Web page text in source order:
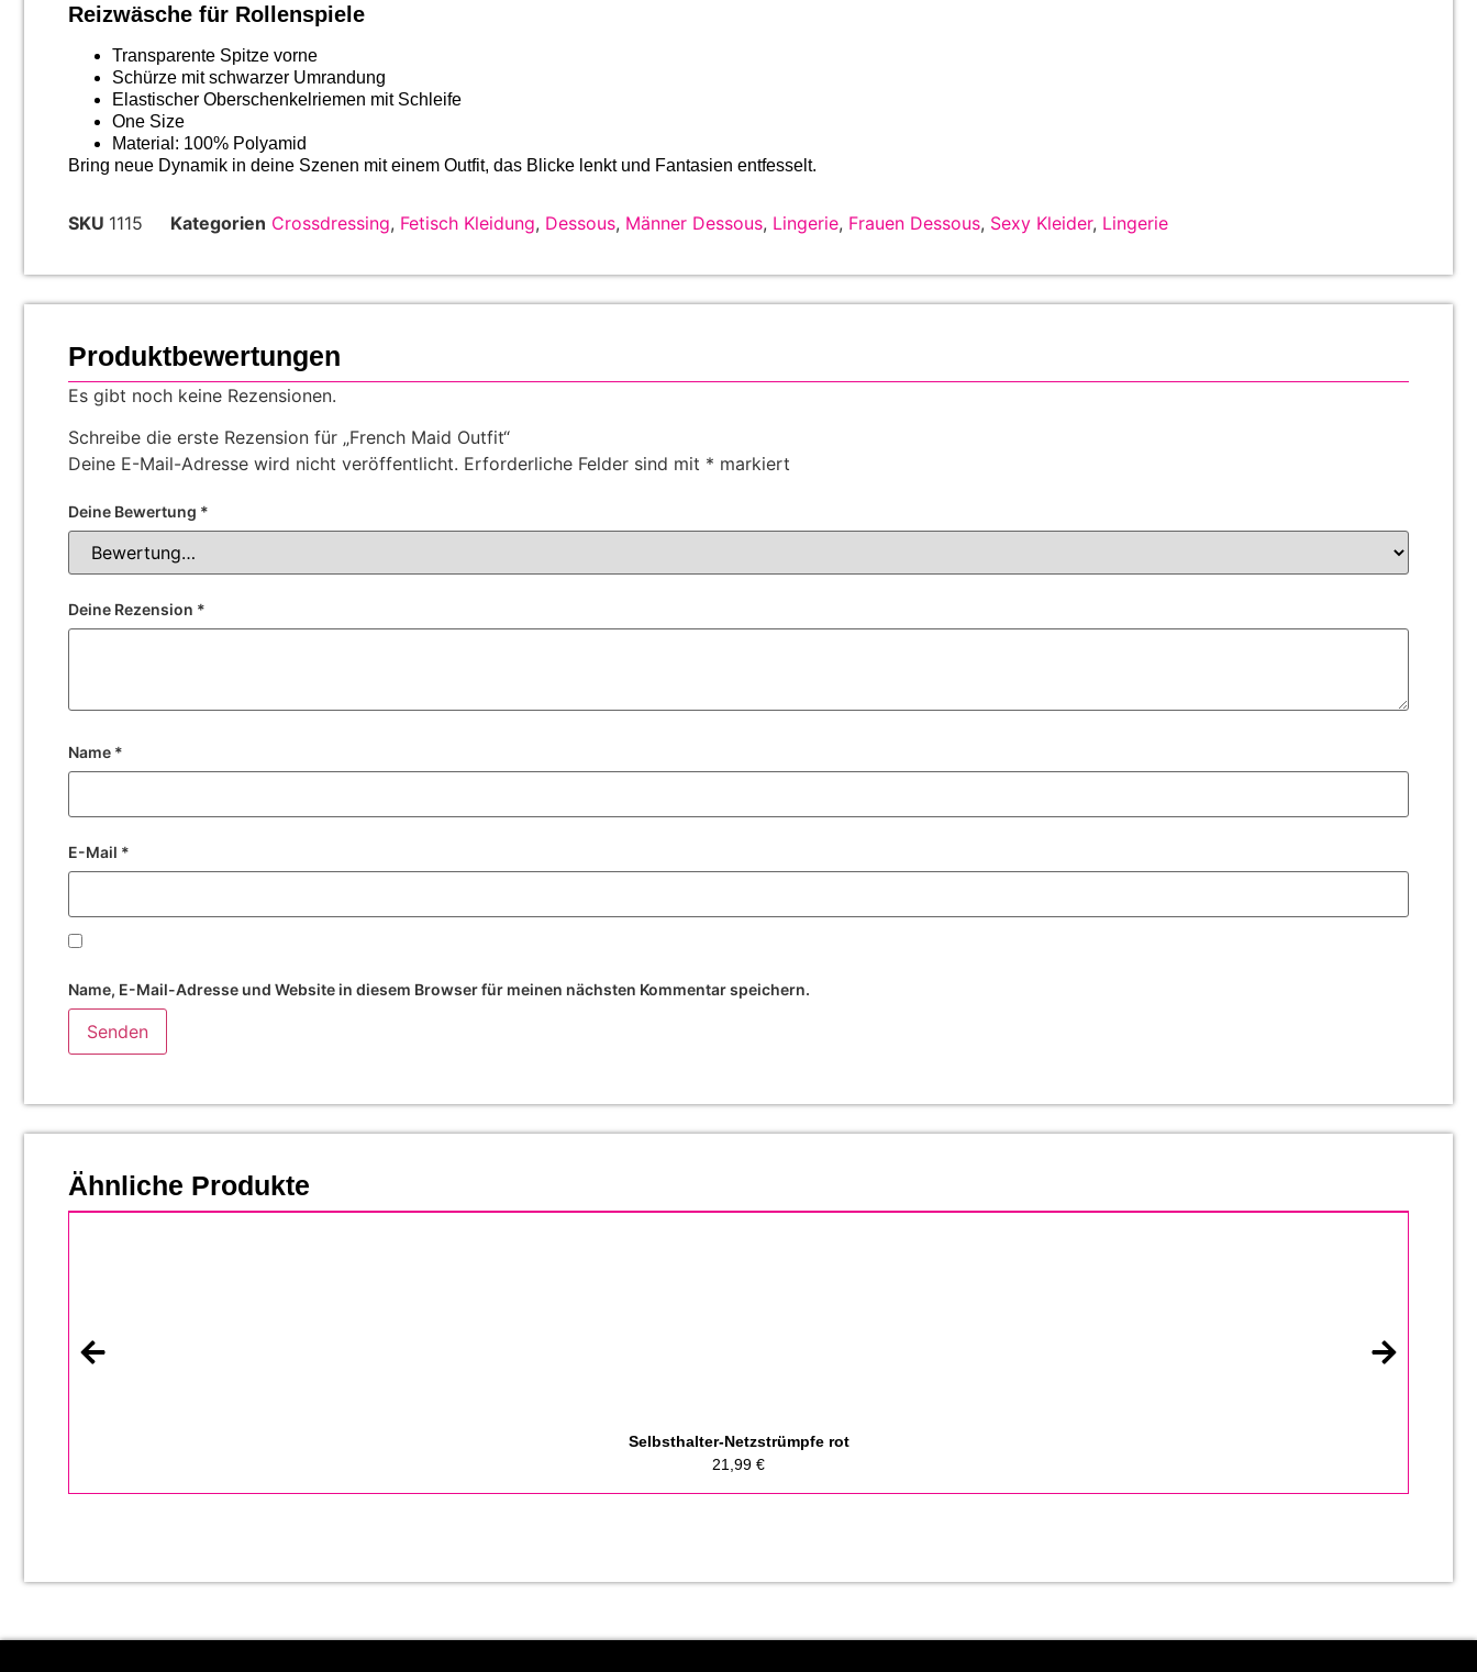
Reizwäsche für Rollenspiele
Transparente Spitze vorne
Schürze mit schwarzer Umrandung
Elastischer Oberschenkelriemen mit Schleife
One Size
Material: 100% Polyamid
Bring neue Dynamik in deine Szenen mit einem Outfit, das Blicke lenkt und Fantasien entfesselt.
SKU 1115 Kategorien Crossdressing, Fetisch Kleidung, Dessous, Männer Dessous, Lingerie, Frauen Dessous, Sexy Kleider, Lingerie
Produktbewertungen
Es gibt noch keine Rezensionen.
Schreibe die erste Rezension für „French Maid Outfit“
Deine E-Mail-Adresse wird nicht veröffentlicht. Erforderliche Felder sind mit * markiert
Deine Bewertung *
Deine Rezension *
Name *
E-Mail *
Name, E-Mail-Adresse und Website in diesem Browser für meinen nächsten Kommentar speichern.
Ähnliche Produkte
Selbsthalter-Netzstrümpfe rot
21,99 €